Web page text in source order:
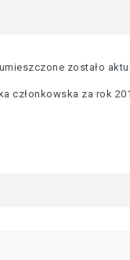
zostało
członkowska za rok